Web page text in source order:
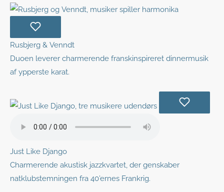
Rusbjerg & Venndt
Duoen leverer charmerende franskinspireret dinnermusik
af ypperste karat.
Just Like Django
Charmerende akustisk jazzkvartet, der genskaber
natklubstemningen fra 40’ernes Frankrig.